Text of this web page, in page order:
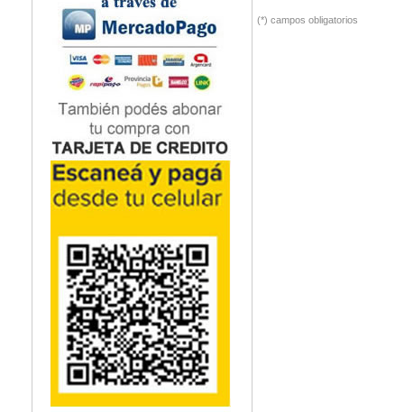
(*) campos obligatorios